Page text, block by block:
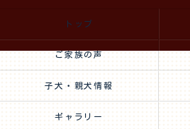
トップ
ご家族の声
子犬・親犬情報
ギャラリー